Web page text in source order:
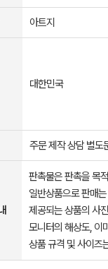
아트지
대한민국
주문 제작 상담 별도
판촉물은 판촉을 목
일반상품으로 판매
제공되는 상품의 사
모니터의 해상도, 이
상품 규격 및 사이즈